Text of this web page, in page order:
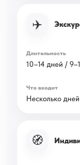
✈️
10–14 дней /
Несколько
🧭